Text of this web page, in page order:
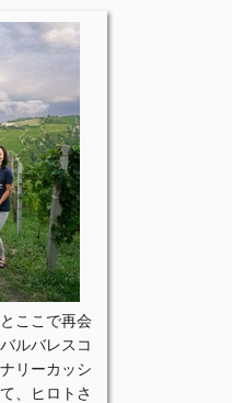
ここで再会
ルバレスコ
リーカッシ
、ヒロトさ